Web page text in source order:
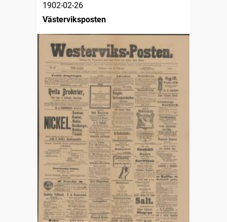
1902-02-26
Västerviksposten